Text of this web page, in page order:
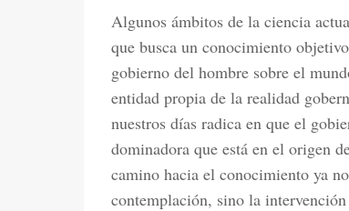
Algunos ámbitos de la ciencia
que busca un conocimiento
gobierno del hombre sobre el
entidad propia de la realidad
nuestros días radica en que el
dominadora que está en el origen
camino hacia el conocimiento ya
contemplación, sino la